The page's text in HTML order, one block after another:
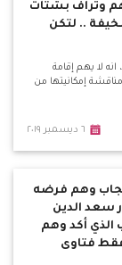
وترأف بشتات
.. لتكن
لا يهم إقامة
إمكانيتها من
٦ ديسمبر ٢٠١٩
وهم فرضه
سعد الدين
الذي أكد وهم
فتاوى